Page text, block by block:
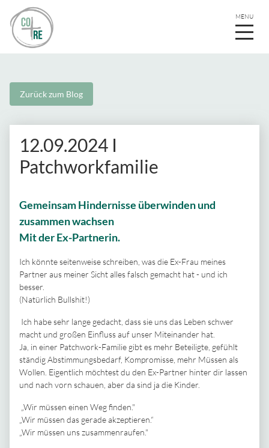
12.09.2024 I
Patchworkfamilie
Gemeinsam Hindernisse überwinden und
zusammen wachsen
Mit der Ex-Partnerin.
Ich könnte seitenweise schreiben, was die Ex-Frau meines
Partner aus meiner Sicht alles falsch gemacht hat - und ich
besser.
(Natürlich Bullshit!)
Ich habe sehr lange gedacht, dass sie uns das Leben schwer
macht und großen Einfluss auf unser Miteinander hat.
Ja, in einer Patchwork-Familie gibt es mehr Beteiligte, gefühlt
ständig Abstimmungsbedarf, Kompromisse, mehr Müssen als
Wollen. Eigentlich möchtest du den Ex-Partner hinter dir lassen
und nach vorn schauen, aber da sind ja die Kinder.
„Wir müssen einen Weg finden."
„Wir müssen das gerade akzeptieren.“
„Wir müssen uns zusammenraufen."
Zurück zum Blog